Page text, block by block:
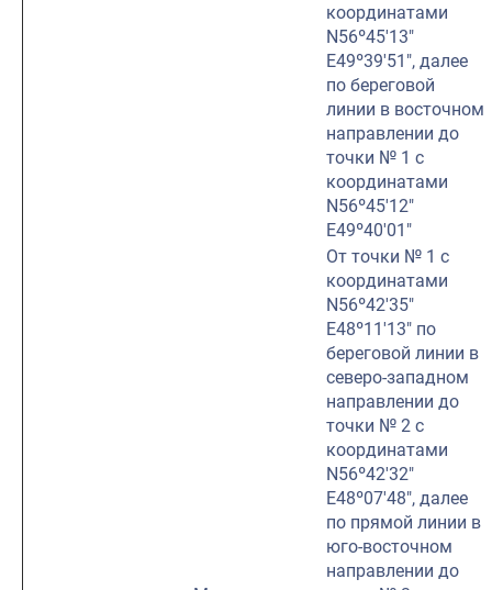
координатами
N56º45′13″
E49º39′51″, далее
по береговой
линии в восточном
направлении до
точки № 1 с
координатами
N56º45′12″
E49º40′01″
От точки № 1 с
координатами
N56º42′35″
E48º11′13″ по
береговой линии в
северо-западном
направлении до
точки № 2 с
координатами
N56º42′32″
E48º07′48″, далее
по прямой линии в
юго-восточном
направлении до